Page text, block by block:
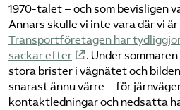
1970-talet – och som bevisligen
Annars skulle vi inte vara där vi är
Transportföretagen har
sackar efter
. Under
stora brister i vägnätet och
snarast ännu värre – för
kontaktledningar och nedsatta